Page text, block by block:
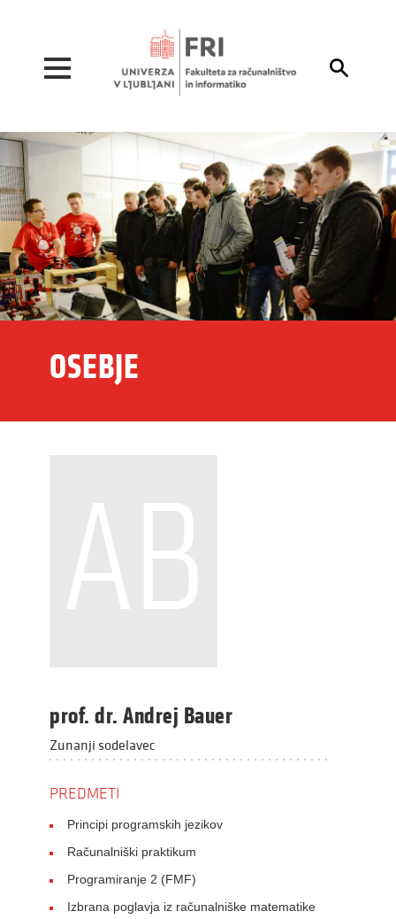

OSEBJE
prof. dr. Andrej Bauer
Zunanji sodelavec
PREDMETI
Principi programskih jezikov
Računalniški praktikum
Programiranje 2 (FMF)
Izbrana poglavja iz računalniške matematike